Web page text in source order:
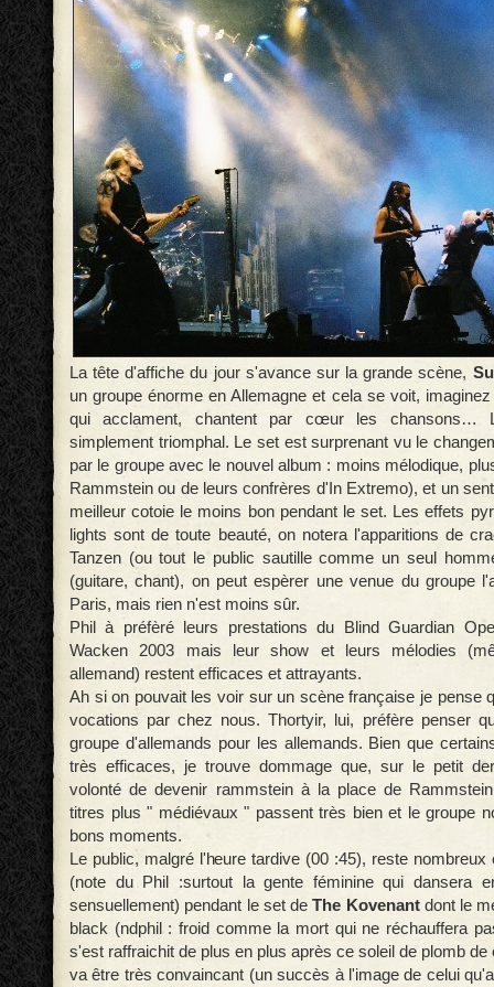
La tête d'affiche du jour s'avance sur la grande scène,
un groupe énorme en Allemagne et cela se voit,
qui acclament, chantent par cœur les chansons…
simplement triomphal. Le set est surprenant vu le
par le groupe avec le nouvel album : moins mélodique,
Rammstein ou de leurs confrères d'In Extremo), et un
meilleur cotoie le moins bon pendant le set. Les effets
lights sont de toute beauté, on notera l'apparitions de
Tanzen (ou tout le public sautille comme un seul
(guitare, chant), on peut espèrer une venue du groupe
Paris, mais rien n'est moins sûr.
Phil à préfèré leurs prestations du Blind Guardian
Wacken 2003 mais leur show et leurs mélodies
allemand) restent efficaces et attrayants.
Ah si on pouvait les voir sur un scène française je pense
vocations par chez nous. Thortyir, lui, préfère penser
groupe d'allemands pour les allemands. Bien que
très efficaces, je trouve dommage que, sur le petit
volonté de devenir rammstein à la place de
titres plus " médiévaux " passent très bien et le groupe
bons moments.
Le public, malgré l'heure tardive (00 :45), reste nombreux
(note du Phil :surtout la gente féminine qui dansera
sensuellement) pendant le set de The Kovenantdont le
black (ndphil : froid comme la mort qui ne réchauffera
s'est raffraichit de plus en plus après ce soleil de plomb de
va être très convaincant (un succès à l'image de celui